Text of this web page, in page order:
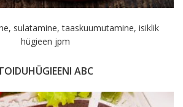
sulatamine, taaskuumutamine, isiklik
hügieen jpm
ABC